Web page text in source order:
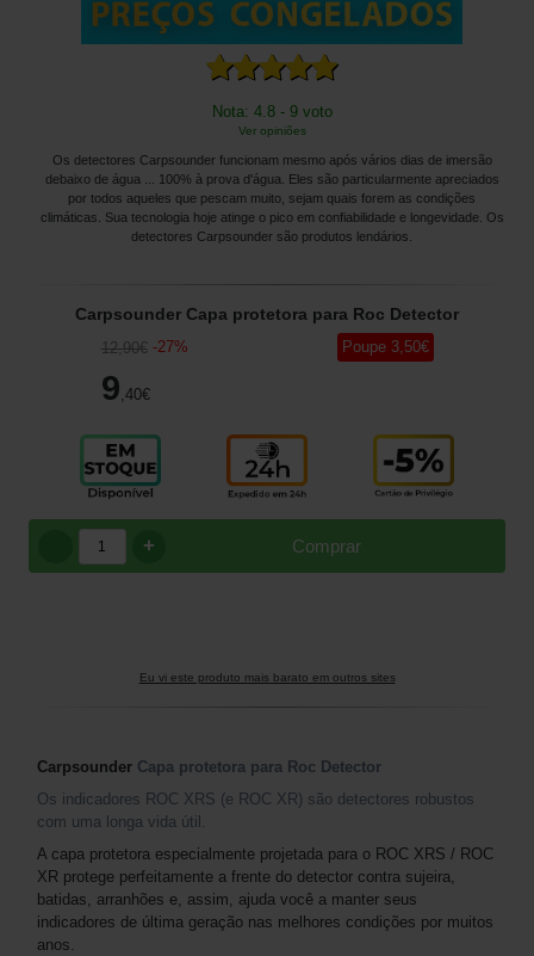
Nota: 4.8 - 9 voto
Ver opiniões
Os detectores Carpsounder funcionam mesmo após vários dias de imersão
debaixo de água ... 100% à prova d'água. Eles são particularmente apreciados
por todos aqueles que pescam muito, sejam quais forem as condições
climáticas. Sua tecnologia hoje atinge o pico em confiabilidade e longevidade. Os
detectores Carpsounder são produtos lendários.
Carpsounder Capa protetora para Roc Detector
12,90€ -27%
9 ,40€
Poupe 3,50€
Comprar
+
Eu vi este produto mais barato em outros sites
Carpsounder Capa protetora para Roc Detector
Os indicadores ROC XRS (e ROC XR) são detectores robustos
com uma longa vida útil.
A capa protetora especialmente projetada para o ROC XRS / ROC
XR protege perfeitamente a frente do detector contra sujeira,
batidas, arranhões e, assim, ajuda você a manter seus
indicadores de última geração nas melhores condições por muitos
anos.